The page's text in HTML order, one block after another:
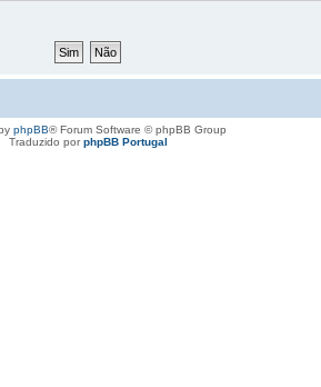
phpBB® Forum Software © phpBB Group
Traduzido porphpBB Portugal